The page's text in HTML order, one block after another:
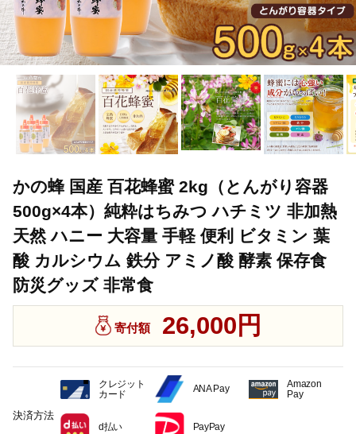
かの蜂 国産 百花蜂蜜 2kg（とんがり容器
500g×4本）純粋はちみつ ハチミツ 非加熱
天然 ハニー 大容量 手軽 便利 ビタミン 葉
酸 カルシウム 鉄分 アミノ酸 酵素 保存食
防災グッズ 非常食
寄付額 26,000円
決済方法
クレジット
カード
ANA Pay
Amazon
Pay
d払い PayPay